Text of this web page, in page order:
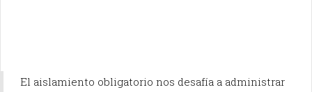
El aislamiento obligatorio nos desafía a administrar